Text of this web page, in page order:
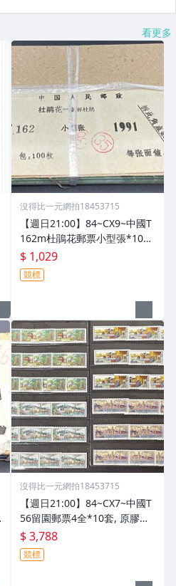
看更多
沒得比一元網拍18453715
【週日21:00】84~CX9~中國T
162m杜鵑花郵票小型張*100
枚原封, 原外包塑膠袋已更換,
如圖
$ 1,029
競標
沒得比一元網拍18453715
【週日21:00】84~CX7~中國T
56留園郵票4全*10套, 原膠如
圖
$ 3,788
競標